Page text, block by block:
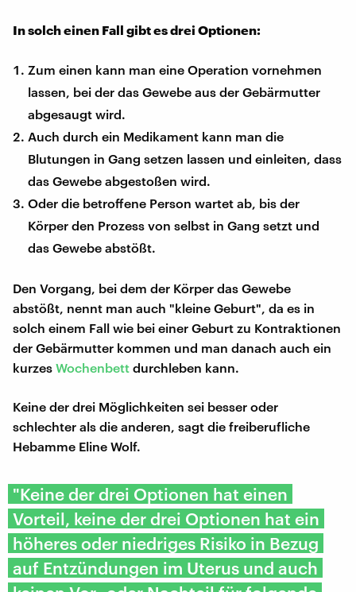
In solch einen Fall gibt es drei Optionen:
Zum einen kann man eine Operation vornehmen
lassen, bei der das Gewebe aus der Gebärmutter
abgesaugt wird.
Auch durch ein Medikament kann man die
Blutungen in Gang setzen lassen und einleiten, dass
das Gewebe abgestoßen wird.
Oder die betroffene Person wartet ab, bis der
Körper den Prozess von selbst in Gang setzt und
das Gewebe abstößt.
Den Vorgang, bei dem der Körper das Gewebe
abstößt, nennt man auch "kleine Geburt", da es in
solch einem Fall wie bei einer Geburt zu Kontraktionen
der Gebärmutter kommen und man danach auch ein
kurzes Wochenbett durchleben kann.
Keine der drei Möglichkeiten sei besser oder
schlechter als die anderen, sagt die freiberufliche
Hebamme Eline Wolf.
"Keine der drei Optionen hat einen
Vorteil, keine der drei Optionen hat ein
höheres oder niedriges Risiko in Bezug
auf Entzündungen im Uterus und auch